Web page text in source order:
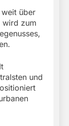
über
wird zum
und